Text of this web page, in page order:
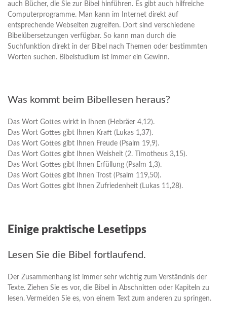
auch Bücher, die Sie zur Bibel hinführen. Es gibt auch hilfreiche
Computerprogramme. Man kann im Internet direkt auf
entsprechende Webseiten zugreifen. Dort sind verschiedene
Bibelübersetzungen verfügbar. So kann man durch die
Suchfunktion direkt in der Bibel nach Themen oder bestimmten
Worten suchen. Bibelstudium ist immer ein Gewinn.
Was kommt beim Bibellesen heraus?
Das Wort Gottes wirkt in Ihnen (Hebräer 4,12).
Das Wort Gottes gibt Ihnen Kraft (Lukas 1,37).
Das Wort Gottes gibt Ihnen Freude (Psalm 19,9).
Das Wort Gottes gibt Ihnen Weisheit (2. Timotheus 3,15).
Das Wort Gottes gibt Ihnen Erfüllung (Psalm 1,3).
Das Wort Gottes gibt Ihnen Trost (Psalm 119,50).
Das Wort Gottes gibt Ihnen Zufriedenheit (Lukas 11,28).
Einige praktische Lesetipps
Lesen Sie die Bibel fortlaufend.
Der Zusammenhang ist immer sehr wichtig zum Verständnis der
Texte. Ziehen Sie es vor, die Bibel in Abschnitten oder Kapiteln zu
lesen. Vermeiden Sie es, von einem Text zum anderen zu springen.